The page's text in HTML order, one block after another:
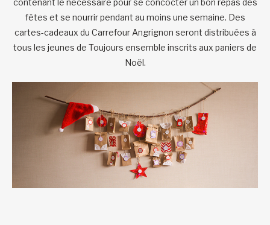
contenant le nécessaire pour se concocter un bon repas des
fêtes et se nourrir pendant au moins une semaine. Des
cartes-cadeaux du Carrefour Angrignon seront distribuées à
tous les jeunes de Toujours ensemble inscrits aux paniers de
Noël.